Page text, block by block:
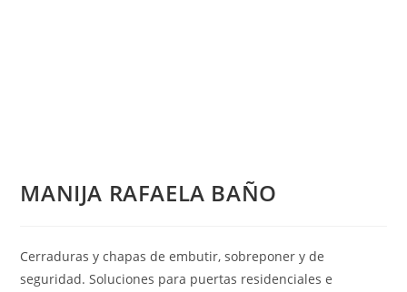
MANIJA RAFAELA BAÑO
Cerraduras y chapas de embutir, sobreponer y de
seguridad. Soluciones para puertas residenciales e